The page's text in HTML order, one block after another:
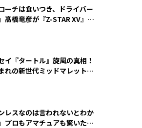
ーチは食いつき、ドライバー
髙橋竜彦が『Z-STAR XV』を
イ『タートル』旋風の真相！
れの新世代ミッドマレットが
レスなのは言われないとわか
プロもアマチュアも驚いた